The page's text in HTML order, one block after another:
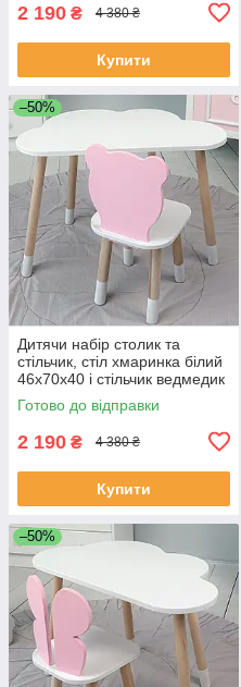
2 190 ₴ 4 380 ₴
Купити
–50%
Дитячи набір столик та
стільчик, стіл хмаринка білий
46х70х40 і стільчик ведмедик
рожевий 26.5х26х25,
Готово до відправки
2 190 ₴ 4 380 ₴
Купити
–50%